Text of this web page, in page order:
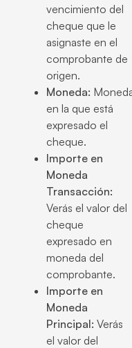
vencimiento del
cheque que le
asignaste en el
comprobante de
origen.
Moneda:
en la que está
expresado el
cheque.
Importe en
Moneda
Transacción:
Verás el valor del
cheque
expresado en
moneda del
comprobante.
Importe en
Moneda
Principal: Verás
el valor del